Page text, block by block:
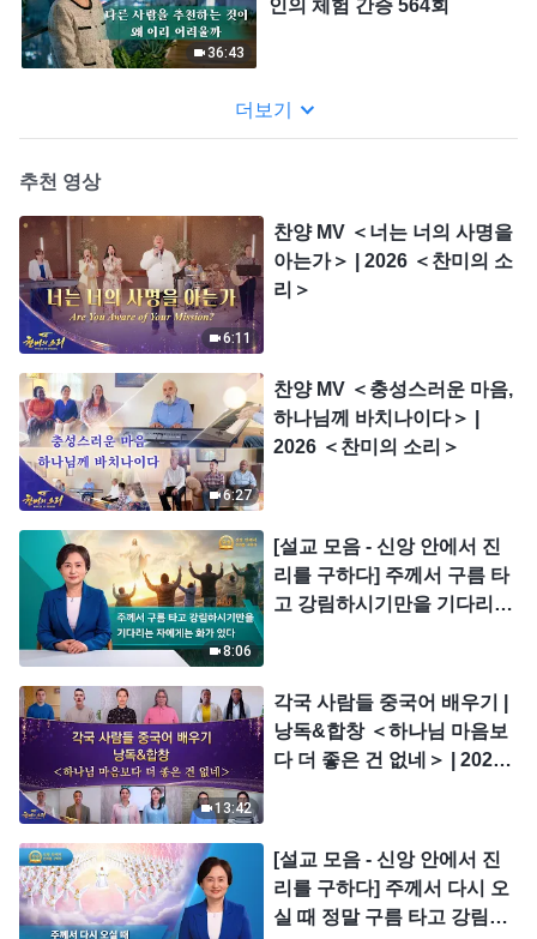
36:43
인의 체험 간증 564회
더보기
추천 영상
6:11
찬양 MV ＜너는 너의 사명을
아는가＞ | 2026 ＜찬미의 소
리＞
6:27
찬양 MV ＜충성스러운 마음,
하나님께 바치나이다＞ |
2026 ＜찬미의 소리＞
8:06
[설교 모음 - 신앙 안에서 진
리를 구하다] 주께서 구름 타
고 강림하시기만을 기다리는
13:42
각국 사람들 중국어 배우기 |
낭독&합창 ＜하나님 마음보
다 더 좋은 건 없네＞ | 2026
[설교 모음 - 신앙 안에서 진
리를 구하다] 주께서 다시 오
실 때 정말 구름 타고 강림하